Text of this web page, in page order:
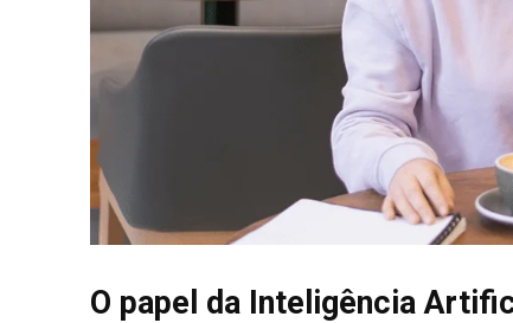
O papel da Inteligência